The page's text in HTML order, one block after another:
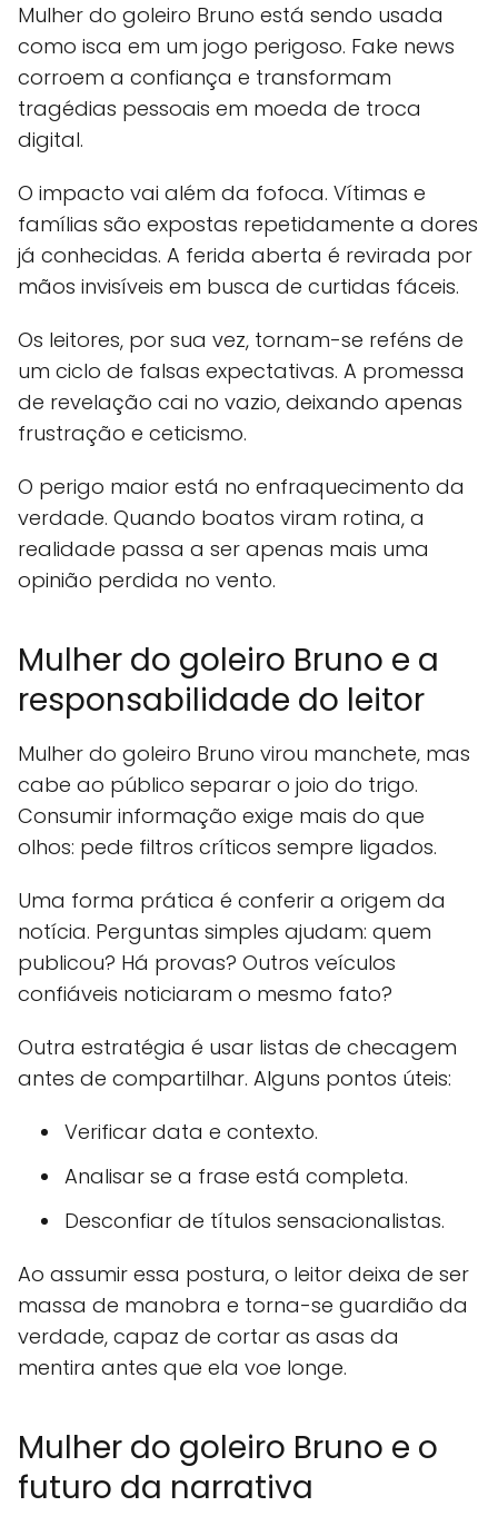
Mulher do goleiro Bruno está sendo usada
como isca em um jogo perigoso. Fake news
corroem a confiança e transformam
tragédias pessoais em moeda de troca
digital.
O impacto vai além da fofoca. Vítimas e
famílias são expostas repetidamente a dores
já conhecidas. A ferida aberta é revirada por
mãos invisíveis em busca de curtidas fáceis.
Os leitores, por sua vez, tornam-se reféns de
um ciclo de falsas expectativas. A promessa
de revelação cai no vazio, deixando apenas
frustração e ceticismo.
O perigo maior está no enfraquecimento da
verdade. Quando boatos viram rotina, a
realidade passa a ser apenas mais uma
opinião perdida no vento.
Mulher do goleiro Bruno e a
responsabilidade do leitor
Mulher do goleiro Bruno virou manchete, mas
cabe ao público separar o joio do trigo.
Consumir informação exige mais do que
olhos: pede filtros críticos sempre ligados.
Uma forma prática é conferir a origem da
notícia. Perguntas simples ajudam: quem
publicou? Há provas? Outros veículos
confiáveis noticiaram o mesmo fato?
Outra estratégia é usar listas de checagem
antes de compartilhar. Alguns pontos úteis:
Verificar data e contexto.
Analisar se a frase está completa.
Desconfiar de títulos sensacionalistas.
Ao assumir essa postura, o leitor deixa de ser
massa de manobra e torna-se guardião da
verdade, capaz de cortar as asas da
mentira antes que ela voe longe.
Mulher do goleiro Bruno e o
futuro da narrativa